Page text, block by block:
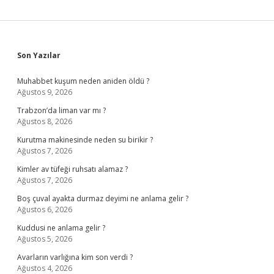
Sidebar
Son Yazılar
Muhabbet kuşum neden aniden öldü ?
Ağustos 9, 2026
Trabzon’da liman var mı ?
Ağustos 8, 2026
Kurutma makinesinde neden su birikir ?
Ağustos 7, 2026
Kimler av tüfeği ruhsatı alamaz ?
Ağustos 7, 2026
Boş çuval ayakta durmaz deyimi ne anlama gelir ?
Ağustos 6, 2026
Kuddusi ne anlama gelir ?
Ağustos 5, 2026
Avarların varlığına kim son verdi ?
Ağustos 4, 2026